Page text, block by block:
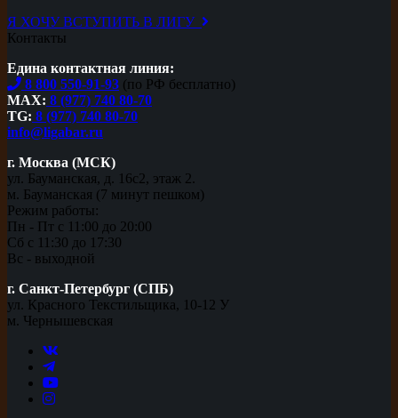
Я ХОЧУ ВСТУПИТЬ В ЛИГУ
Контакты
Едина контактная линия:
8 800 550-91-93 (по РФ бесплатно)
MAX: 8 (977) 740 80-70
TG: 8 (977) 740 80-70
info@ligabar.ru
г. Москва (МСК)
ул. Бауманская, д. 16с2, этаж 2.
м. Бауманская (7 минут пешком)
Режим работы:
Пн - Пт с 11:00 до 20:00
Сб с 11:30 до 17:30
Вс - выходной
г. Санкт-Петербург (СПБ)
ул. Красного Текстильщика, 10-12 У
м. Чернышевская